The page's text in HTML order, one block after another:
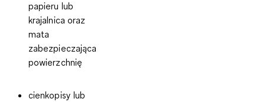
papieru lub
krajalnica oraz
mata
zabezpieczająca
powierzchnię
cienkopisy lub